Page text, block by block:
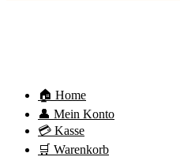
🏠 Home
👤 Mein Konto
💳 Kasse
🛒 Warenkorb